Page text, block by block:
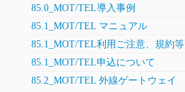
85.0_MOT/TEL導入事例
85.1_MOT/TEL マニュアル
85.1_MOT/TEL利用ご注意、規約等
85.1_MOT/TEL申込について
85.2_MOT/TEL 外線ゲートウェイ